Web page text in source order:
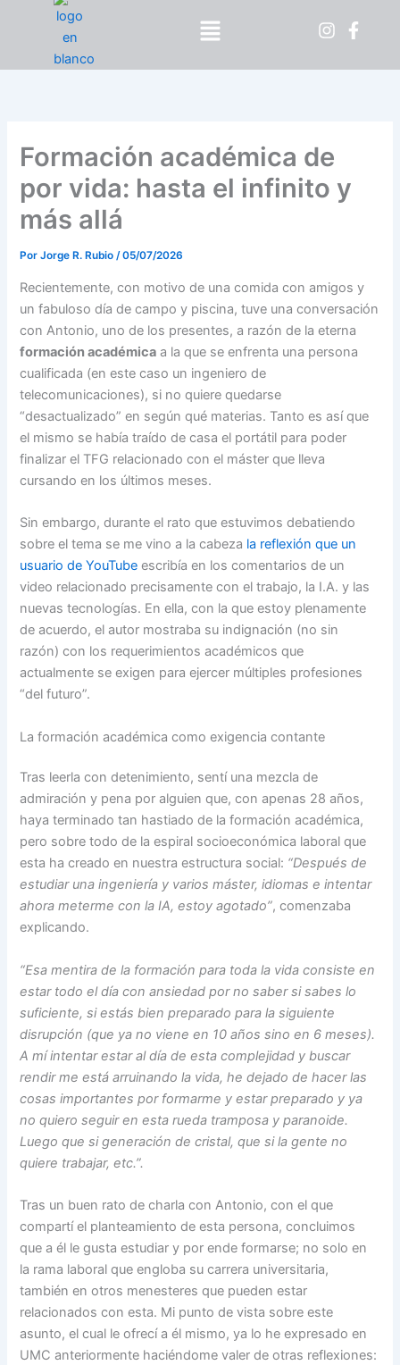
contenido
Menú
Formación académica de
por vida: hasta el infinito y
más allá
PorJorge R. Rubio/05/07/2026
Recientemente, con motivo de una comida con amigos y
un fabuloso día de campo y piscina, tuve una conversación
con Antonio, uno de los presentes, a razón de la eterna
formación académica a la que se enfrenta una persona
cualificada (en este caso un ingeniero de
telecomunicaciones), si no quiere quedarse
“desactualizado” en según qué materias. Tanto es así que
el mismo se había traído de casa el portátil para poder
finalizar el TFG relacionado con el máster que lleva
cursando en los últimos meses.
Sin embargo, durante el rato que estuvimos debatiendo
sobre el tema se me vino a la cabeza la reflexión que un
usuario de YouTube escribía en los comentarios de un
video relacionado precisamente con el trabajo, la I.A. y las
nuevas tecnologías. En ella, con la que estoy plenamente
de acuerdo, el autor mostraba su indignación (no sin
razón) con los requerimientos académicos que
actualmente se exigen para ejercer múltiples profesiones
“del futuro”.
La formación académica como exigencia contante
Tras leerla con detenimiento, sentí una mezcla de
admiración y pena por alguien que, con apenas 28 años,
haya terminado tan hastiado de la formación académica,
pero sobre todo de la espiral socioeconómica laboral que
esta ha creado en nuestra estructura social: “Después de
estudiar una ingeniería y varios máster, idiomas e intentar
ahora meterme con la IA, estoy agotado”, comenzaba
explicando.
“Esa mentira de la formación para toda la vida consiste en
estar todo el día con ansiedad por no saber si sabes lo
suficiente, si estás bien preparado para la siguiente
disrupción (que ya no viene en 10 años sino en 6 meses).
A mí intentar estar al día de esta complejidad y buscar
rendir me está arruinando la vida, he dejado de hacer las
cosas importantes por formarme y estar preparado y ya
no quiero seguir en esta rueda tramposa y paranoide.
Luego que si generación de cristal, que si la gente no
quiere trabajar, etc.”.
Tras un buen rato de charla con Antonio, con el que
compartí el planteamiento de esta persona, concluimos
que a él le gusta estudiar y por ende formarse; no solo en
la rama laboral que engloba su carrera universitaria,
también en otros menesteres que pueden estar
relacionados con esta. Mi punto de vista sobre este
asunto, el cual le ofrecí a él mismo, ya lo he expresado en
UMC anteriormente haciéndome valer de otras reflexiones: